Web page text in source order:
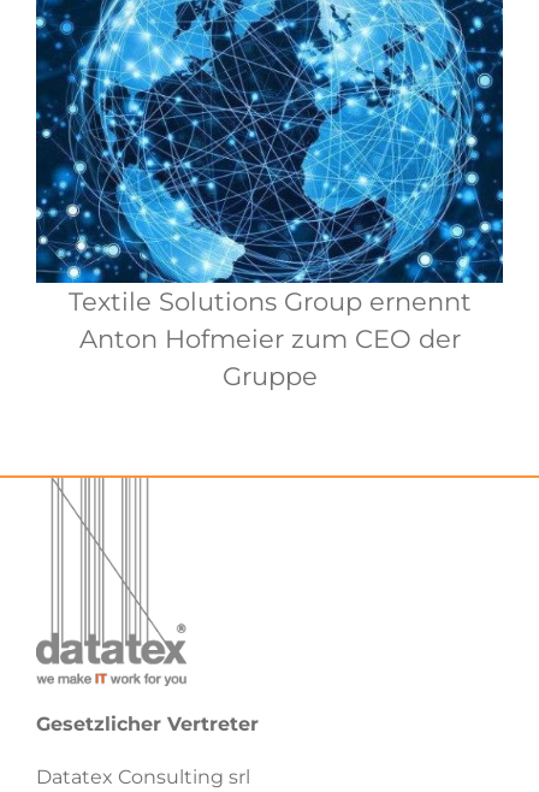
Textile Solutions Group ernennt
Anton Hofmeier zum CEO der
Gruppe
Gesetzlicher Vertreter
Datatex Consulting srl